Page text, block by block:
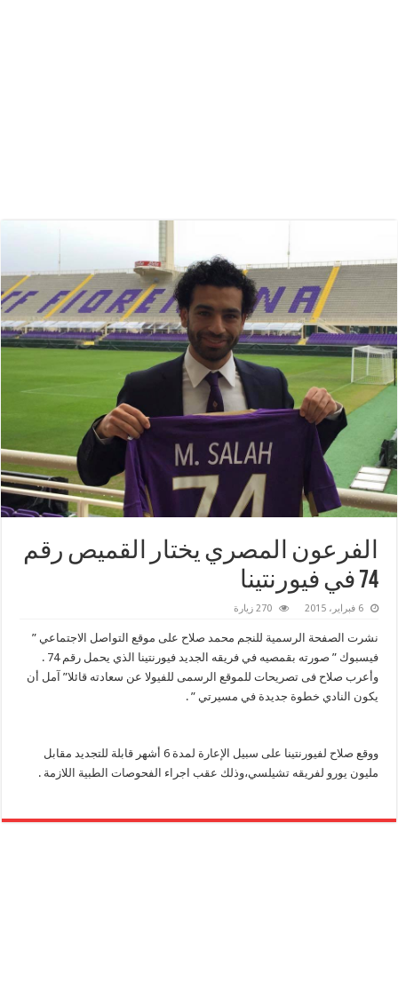
الفرعون المصري يختار القميص رقم
74 في فيورنتينا
6 فبراير، 2015 270 زيارة
نشرت الصفحة الرسمية للنجم محمد صلاح على موقع التواصل الاجتماعي ”
فيسبوك ” صورته بقمصيه في فريقه الجديد فيورنتينا الذي يحمل رقم 74 .
وأعرب صلاح فى تصريحات للموقع الرسمى للفيولا عن سعادته قائلا” آمل أن
يكون النادي خطوة جديدة في مسيرتي ” .
ووقع صلاح لفيورنتينا على سبيل الإعارة لمدة 6 أشهر قابلة للتجديد مقابل
مليون يورو لفريقه تشيلسي،وذلك عقب اجراء الفحوصات الطبية اللازمة .